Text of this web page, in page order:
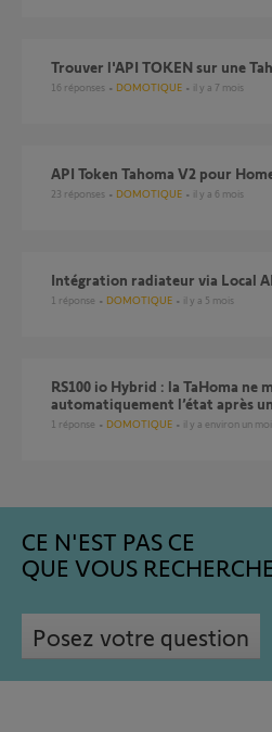
Trouver l'API TOKEN sur une
16 réponses DOMOTIQUE il y a 7 mois
API Token Tahoma V2 pour
23 réponses DOMOTIQUE il y a 6 mois
Intégration radiateur via Local
1 réponse DOMOTIQUE il y a 5 mois
RS100 io Hybrid : la TaHoma ne met pas à jour
automatiquement l’état après
1 réponse DOMOTIQUE il y a environ un
CE N'EST PAS CE
QUE VOUS
Posez votre question